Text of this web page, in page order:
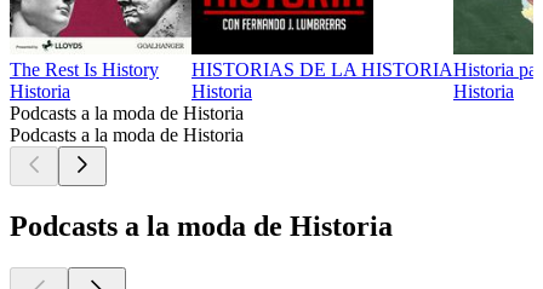
The Rest Is History
Historia
HISTORIAS DE LA HISTORIA
Historia
Historia
Historia
Podcasts a la moda de Historia
Podcasts a la moda de Historia
Podcasts a la moda de Historia